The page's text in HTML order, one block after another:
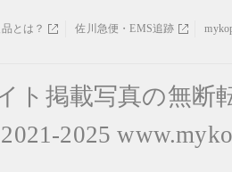
とは？ 佐川急便・EMS追跡
ト掲載写真の無断
2025